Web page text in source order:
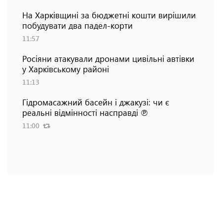
На Харківщині за бюджетні кошти вирішили
побудувати два падел-корти
11:57
Росіяни атакували дронами цивільні автівки
у Харківському районі
11:13
Гідромасажний басейн і джакузі: чи є
реальні відмінності насправді ℗
11:00